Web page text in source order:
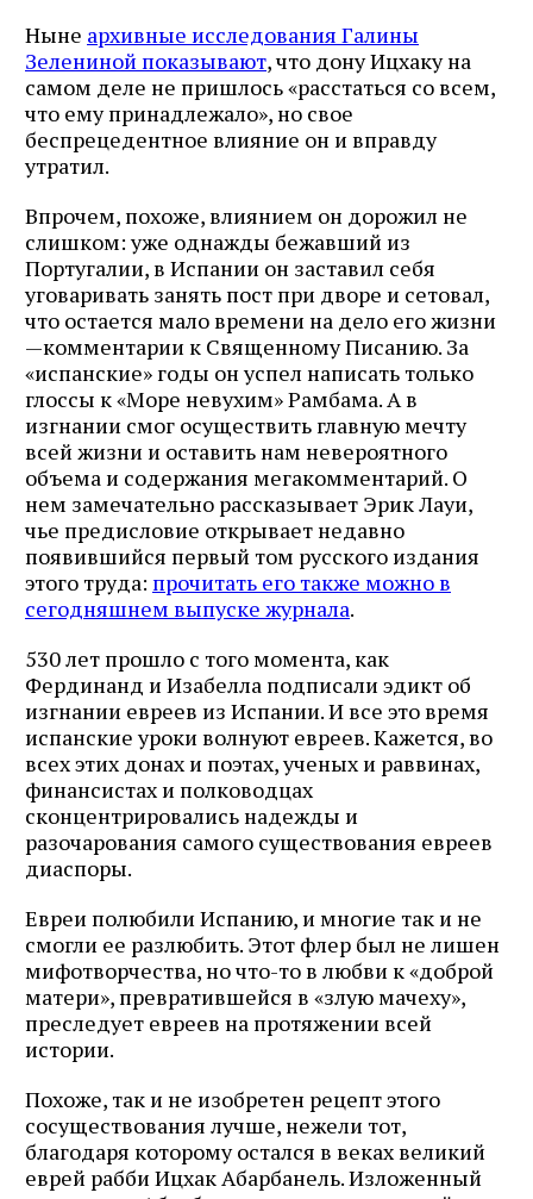
Ныне архивные исследования Галины
Зелениной показывают, что дону Ицхаку на
самом деле не пришлось «расстаться со всем,
что ему принадлежало», но свое
беспрецедентное влияние он и вправду
утратил.
Впрочем, похоже, влиянием он дорожил не
слишком: уже однажды бежавший из
Португалии, в Испании он заставил себя
уговаривать занять пост при дворе и сетовал,
что остается мало времени на дело его жизни
— ​комментарии к Священному Писанию. За
«испанские» годы он успел написать только
глоссы к «Море невухим» Рамбама. А в
изгнании смог осуществить главную мечту
всей жизни и оставить нам невероятного
объема и содержания мегакомментарий. О
нем замечательно рассказывает Эрик Лауи,
чье предисловие открывает недавно
появившийся первый том русского издания
этого труда: прочитать его также можно в
сегодняшнем выпуске журнала.
530 лет прошло с того момента, как
Фердинанд и Иза­белла подписали эдикт об
изгнании евреев из Испании. И все это время
испанские уроки волнуют евреев. Кажется, во
всех этих донах и поэтах, ученых и раввинах,
финансистах и полководцах
сконцентрировались надежды и
разочарования самого существования евреев
диаспоры.
Евреи полюбили Испанию, и многие так и не
смогли ее разлюбить. Этот флер был не лишен
мифотворчества, но что-то в любви к «доброй
матери», превратившейся в «злую мачеху»,
преследует евреев на протяжении всей
истории.
Похоже, так и не изобретен рецепт этого
сосуществования лучше, нежели тот,
благодаря которому остался в веках великий
еврей рабби Ицхак Абарбанель. Изложенный